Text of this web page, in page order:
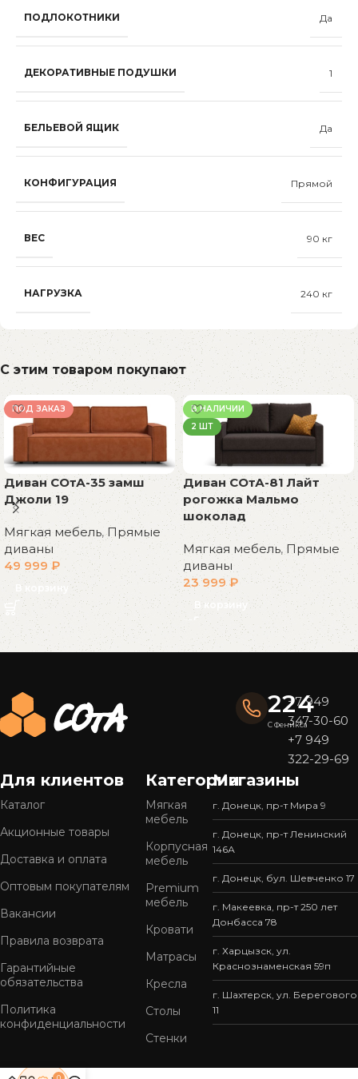
ПОДЛОКОТНИКИ Да
ДЕКОРАТИВНЫЕ ПОДУШКИ 1
БЕЛЬЕВОЙ ЯЩИК Да
КОНФИГУРАЦИЯ Прямой
ВЕС 90 кг
НАГРУЗКА 240 кг
С этим товаром покупают
ПОД ЗАКАЗ
Диван СОтА-35 замш
Джоли 19
Мягкая мебель,Прямые
диваны
49 999₽
В корзину
В НАЛИЧИИ
2 ШТ
Диван СОтА-81 Лайт
рогожка Мальмо
шоколад
Мягкая мебель, Прямые
диваны
23 999₽
В корзину
Read More
224
С Феникса
+7 949
347-30-60
+7 949
322-29-69
Для клиентов
Каталог
Акционные товары
Доставка и оплата
Оптовым покупателям
Вакансии
Правила возврата
Гарантийные
обязательства
Политика
конфиденциальности
Категории
Мягкая
мебель
Корпусная
мебель
Premium
мебель
Кровати
Матрасы
Кресла
Столы
Стенки
Магазины
г. Донецк, пр-т Мира 9
г. Донецк, пр-т Ленинский
146А
г. Донецк, бул. Шевченко 17
г. Макеевка, пр-т 250 лет
Донбасса 78
г. Харцызск, ул.
Краснознаменская 59п
г. Шахтерск, ул. Берегового
11